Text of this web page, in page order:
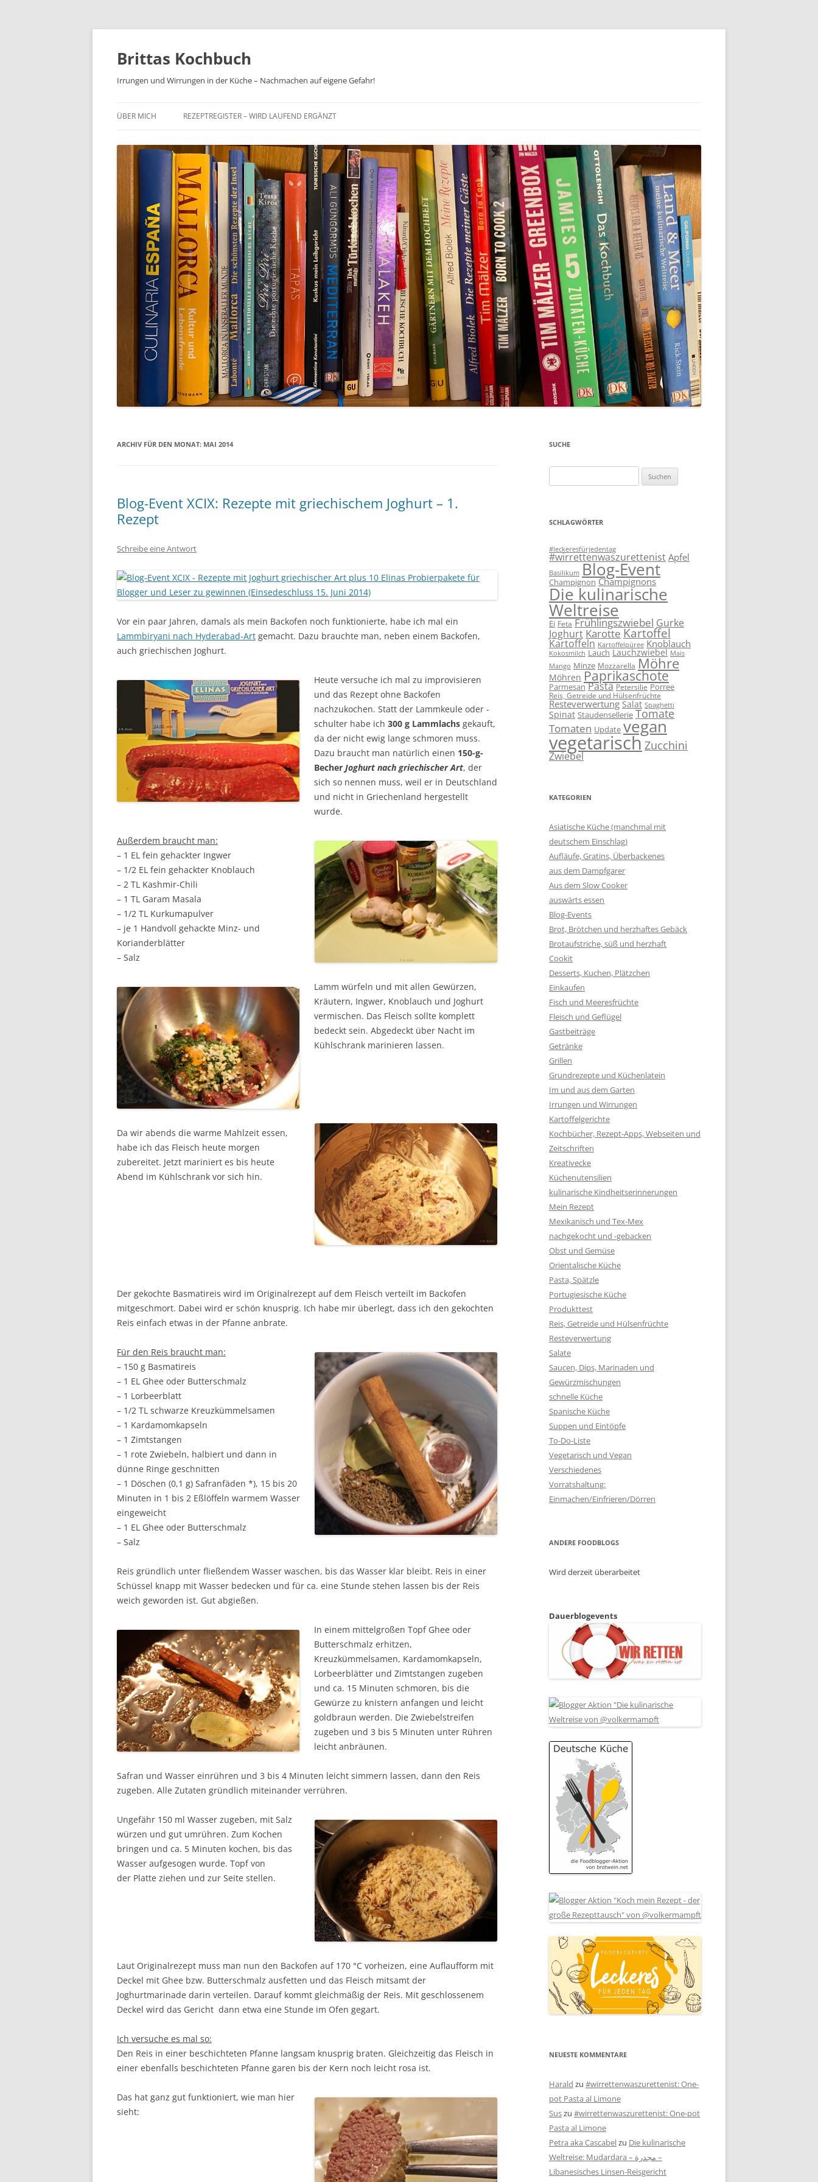
Brittas Kochbuch
Irrungen und Wirrungen in der Küche – Nachmachen auf eigene Gefahr!
ÜBER MICH REZEPTREGISTER – WIRD LAUFEND ERGÄNZT
ARCHIV FÜR DEN MONAT: MAI 2014
Blog-Event XCIX: Rezepte mit griechischem Joghurt – 1.
Rezept
Schreibe eine Antwort
Vor ein paar Jahren, damals als mein Backofen noch funktionierte, habe ich mal ein
Lammbiryani nach Hyderabad-Art gemacht. Dazu brauchte man, neben einem Backofen,
auch griechischen Joghurt.
Heute versuche ich mal zu improvisieren
und das Rezept ohne Backofen
nachzukochen. Statt der Lammkeule oder -
schulter habe ich 300 g Lammlachs gekauft,
da der nicht ewig lange schmoren muss.
Dazu braucht man natürlich einen 150-g-
Becher Joghurt nach griechischer Art, der
sich so nennen muss, weil er in Deutschland
und nicht in Griechenland hergestellt
wurde.
Außerdem braucht man:
– 1 EL fein gehackter Ingwer
– 1/2 EL fein gehackter Knoblauch
– 2 TL Kashmir-Chili
– 1 TL Garam Masala
– 1/2 TL Kurkumapulver
– je 1 Handvoll gehackte Minz- und
Korianderblätter
– Salz
Lamm würfeln und mit allen Gewürzen,
Kräutern, Ingwer, Knoblauch und Joghurt
vermischen. Das Fleisch sollte komplett
bedeckt sein. Abgedeckt über Nacht im
Kühlschrank marinieren lassen.
Da wir abends die warme Mahlzeit essen,
habe ich das Fleisch heute morgen
zubereitet. Jetzt mariniert es bis heute
Abend im Kühlschrank vor sich hin.
Der gekochte Basmatireis wird im Originalrezept auf dem Fleisch verteilt im Backofen
mitgeschmort. Dabei wird er schön knusprig. Ich habe mir überlegt, dass ich den gekochten
Reis einfach etwas in der Pfanne anbrate.
Für den Reis braucht man:
– 150 g Basmatireis
– 1 EL Ghee oder Butterschmalz
– 1 Lorbeerblatt
– 1/2 TL schwarze Kreuzkümmelsamen
– 1 Kardamomkapseln
– 1 Zimtstangen
– 1 rote Zwiebeln, halbiert und dann in
dünne Ringe geschnitten
– 1 Döschen (0,1 g) Safranfäden *), 15 bis 20
Minuten in 1 bis 2 Eßlöffeln warmem Wasser
eingeweicht
– 1 EL Ghee oder Butterschmalz
– Salz
Reis gründlich unter fließendem Wasser waschen, bis das Wasser klar bleibt. Reis in einer
Schüssel knapp mit Wasser bedecken und für ca. eine Stunde stehen lassen bis der Reis
weich geworden ist. Gut abgießen.
In einem mittelgroßen Topf Ghee oder
Butterschmalz erhitzen,
Kreuzkümmelsamen, Kardamomkapseln,
Lorbeerblätter und Zimtstangen zugeben
und ca. 15 Minuten schmoren, bis die
Gewürze zu knistern anfangen und leicht
goldbraun werden. Die Zwiebelstreifen
zugeben und 3 bis 5 Minuten unter Rühren
leicht anbräunen.
Safran und Wasser einrühren und 3 bis 4 Minuten leicht simmern lassen, dann den Reis
zugeben. Alle Zutaten gründlich miteinander verrühren.
Ungefähr 150 ml Wasser zugeben, mit Salz
würzen und gut umrühren. Zum Kochen
bringen und ca. 5 Minuten kochen, bis das
Wasser aufgesogen wurde. Topf von
der Platte ziehen und zur Seite stellen.
Laut Originalrezept muss man nun den Backofen auf 170 °C vorheizen, eine Auflaufform mit
Deckel mit Ghee bzw. Butterschmalz ausfetten und das Fleisch mitsamt der
Joghurtmarinade darin verteilen. Darauf kommt gleichmäßig der Reis. Mit geschlossenem
Deckel wird das Gericht dann etwa eine Stunde im Ofen gegart.
Ich versuche es mal so:
Den Reis in einer beschichteten Pfanne langsam knusprig braten. Gleichzeitig das Fleisch in
einer ebenfalls beschichteten Pfanne garen bis der Kern noch leicht rosa ist.
Das hat ganz gut funktioniert, wie man hier
sieht:
SUCHE
nach:
SCHLAGWÖRTER
#leckeresfürjedentag
#wirrettenwaszurettenist Apfel
Basilikum Blog-Event
Champignon Champignons
Die kulinarische
Weltreise
Ei Feta Frühlingszwiebel Gurke
Joghurt Karotte Kartoffel
Kartoffeln Kartoffelpüree Knoblauch
Kokosmilch Lauch Lauchzwiebel Mais
Mango Minze Mozzarella Möhre
Möhren Paprikaschote
Parmesan Pasta Petersilie Porree
Reis, Getreide und Hülsenfrüchte
Resteverwertung Salat Spaghetti
Spinat Staudensellerie Tomate
Tomaten Update vegan
vegetarischZucchini
Zwiebel
KATEGORIEN
Asiatische Küche (manchmal mit
deutschem Einschlag)
Aufläufe, Gratins, Überbackenes
aus dem Dampfgarer
Aus dem Slow Cooker
auswärts essen
Blog-Events
Brot, Brötchen und herzhaftes Gebäck
Brotaufstriche, süß und herzhaft
Cookit
Desserts, Kuchen, Plätzchen
Einkaufen
Fisch und Meeresfrüchte
Fleisch und Geflügel
Gastbeiträge
Getränke
Grillen
Grundrezepte und Küchenlatein
Im und aus dem Garten
Irrungen und Wirrungen
Kartoffelgerichte
Kochbücher, Rezept-Apps, Webseiten und
Zeitschriften
Kreativecke
Küchenutensilien
kulinarische Kindheitserinnerungen
Mein Rezept
Mexikanisch und Tex-Mex
nachgekocht und -gebacken
Obst und Gemüse
Orientalische Küche
Pasta, Spätzle
Portugiesische Küche
Produkttest
Reis, Getreide und Hülsenfrüchte
Resteverwertung
Salate
Saucen, Dips, Marinaden und
Gewürzmischungen
schnelle Küche
Spanische Küche
Suppen und Eintöpfe
To-Do-Liste
Vegetarisch und Vegan
Verschiedenes
Vorratshaltung:
Einmachen/Einfrieren/Dörren
ANDERE FOODBLOGS
Wird derzeit überarbeitet
Dauerblogevents
NEUESTE KOMMENTARE
Harald zu #wirrettenwaszurettenist: One-
pot Pasta al Limone
Suszu #wirrettenwaszurettenist: One-pot
Pasta al Limone
Petra aka Cascabelzu Die kulinarische
Weltreise: Mudardara – مجدرة –
Libanesisches Linsen-Reisgericht